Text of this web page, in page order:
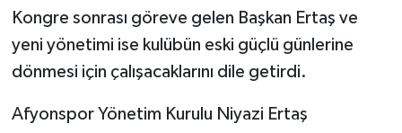
Kongre sonrası göreve gelen Başkan Ertaş ve
yeni yönetimi ise kulübün eski güçlü günlerine
dönmesi için çalışacaklarını dile getirdi.
Afyonspor Yönetim Kurulu Niyazi Ertaş